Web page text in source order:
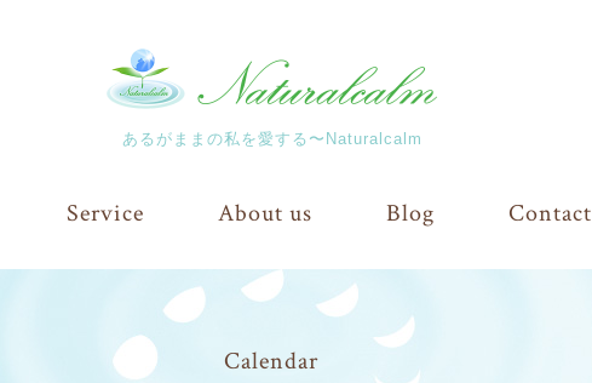
あるがままの私を愛する〜Naturalcalm
Service About us Blog Contact
Calendar